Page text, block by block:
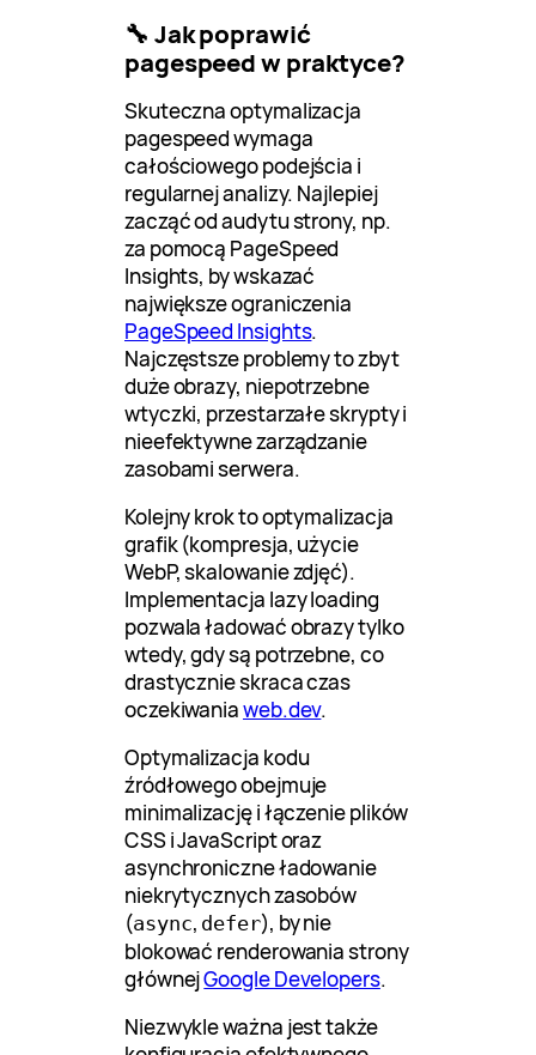
🔧 Jak poprawić
pagespeed w praktyce?
Skuteczna optymalizacja
pagespeed wymaga
całościowego podejścia i
regularnej analizy. Najlepiej
zacząć od audytu strony, np.
za pomocą PageSpeed
Insights, by wskazać
największe ograniczenia
PageSpeed Insights.
Najczęstsze problemy to zbyt
duże obrazy, niepotrzebne
wtyczki, przestarzałe skrypty i
nieefektywne zarządzanie
zasobami serwera.
Kolejny krok to optymalizacja
grafik (kompresja, użycie
WebP, skalowanie zdjęć).
Implementacja lazy loading
pozwala ładować obrazy tylko
wtedy, gdy są potrzebne, co
drastycznie skraca czas
oczekiwaniaweb.dev.
Optymalizacja kodu
źródłowego obejmuje
minimalizację i łączenie plików
CSS i JavaScript oraz
asynchroniczne ładowanie
niekrytycznych zasobów
(async, defer), by nie
blokować renderowania strony
głównejGoogle Developers.
Niezwykle ważna jest także